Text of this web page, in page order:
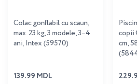
Colac gonflabil cu scaun,
max. 23 kg, 3 modele, 3–4
ani, Intex (59570)
139.99 MDL
copii
cm,